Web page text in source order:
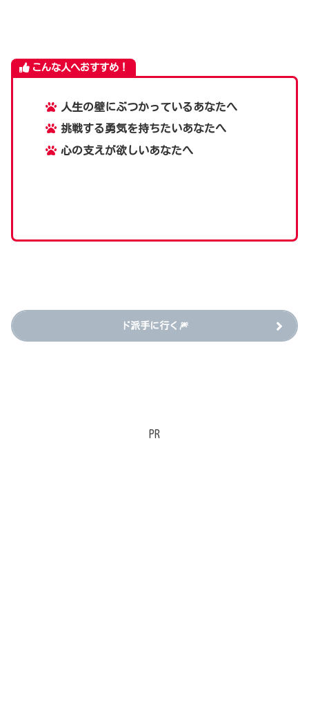
こんな人へおすすめ！
人生の壁にぶつかっているあなたへ
挑戦する勇気を持ちたいあなたへ
心の支えが欲しいあなたへ
ド派手に行く🎆
PR